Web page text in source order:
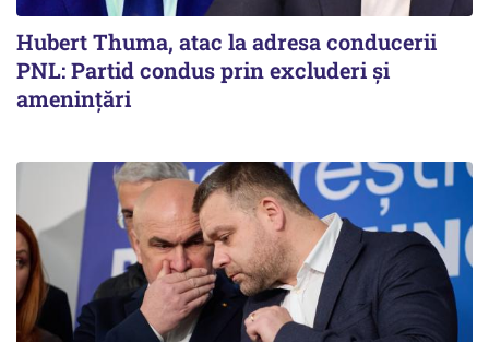
Hubert Thuma, atac la adresa conducerii
PNL: Partid condus prin excluderi și
amenințări